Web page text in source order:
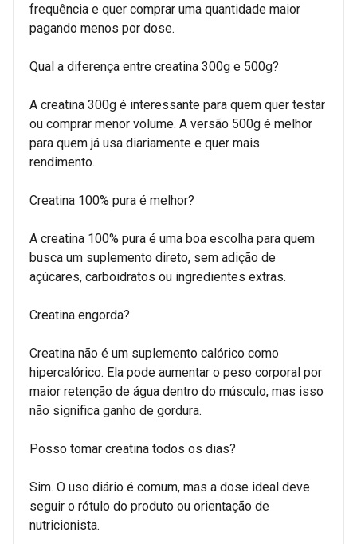
frequência e quer comprar uma quantidade maior
pagando menos por dose.
Qual a diferença entre creatina 300g e 500g?
A creatina 300g é interessante para quem quer testar
ou comprar menor volume. A versão 500g é melhor
para quem já usa diariamente e quer mais
rendimento.
Creatina 100% pura é melhor?
A creatina 100% pura é uma boa escolha para quem
busca um suplemento direto, sem adição de
açúcares, carboidratos ou ingredientes extras.
Creatina engorda?
Creatina não é um suplemento calórico como
hipercalórico. Ela pode aumentar o peso corporal por
maior retenção de água dentro do músculo, mas isso
não significa ganho de gordura.
Posso tomar creatina todos os dias?
Sim. O uso diário é comum, mas a dose ideal deve
seguir o rótulo do produto ou orientação de
nutricionista.